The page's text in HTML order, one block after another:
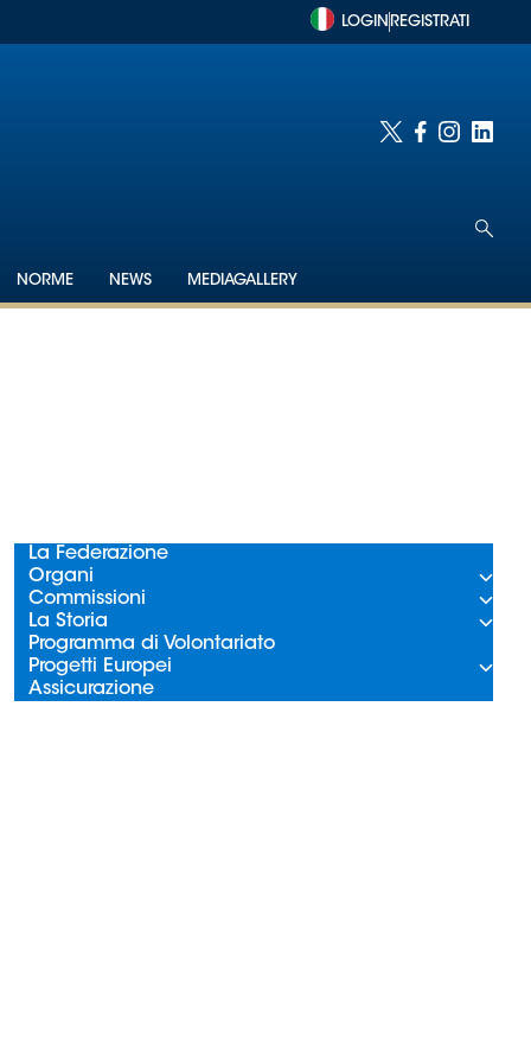
LOGIN REGISTRATI
NORME NEWS MEDIAGALLERY
La Federazione
Organi
Commissioni
La Storia
Programma di Volontariato
Progetti Europei
Assicurazione